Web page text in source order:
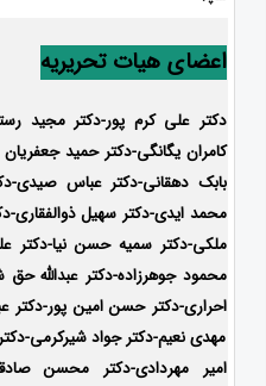
اعضای هیات تحریریه
دکتر علی کرم پور-دکتر مجید
کامران یگانگی-دکتر حمید جعفریان
بابک دهقانی-دکتر عباس صیدی-
محمد ایدی-دکتر سهیل
ملکی-دکتر سمیه حسن نیا-دکتر
محمود جوهرزاده-دکتر عبدالله حق
احراری-دکتر حسن امین پور-دکتر
مهدی نعیم-دکتر جواد شیرکرمی-
امیر مهردادی-دکتر محسن